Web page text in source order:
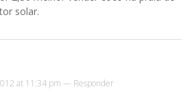
solar.
at 11:34 pm — Responder